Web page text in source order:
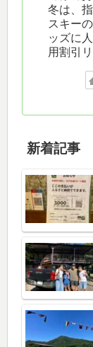
冬は、
スキー
ッズに
用割引
新着記事